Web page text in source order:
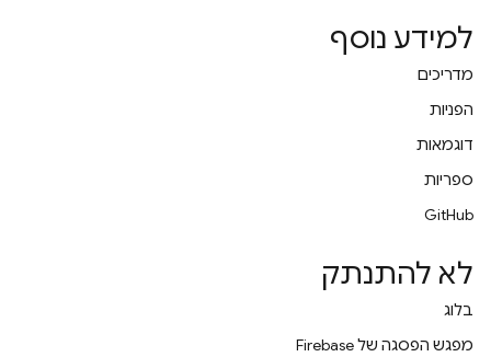
למידע נוסף
מדריכים
הפניות
דוגמאות
ספריות
GitHub
לא להתנתק
בלוג
מפגש הפסגה של Firebase